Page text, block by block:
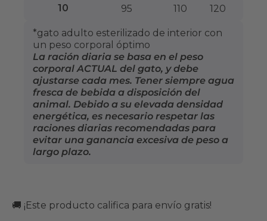
10 95 110 120
*gato adulto esterilizado de interior con
un peso corporal óptimo
La ración diaria se basa en el peso
corporal ACTUAL del gato, y debe
ajustarse cada mes. Tener siempre agua
fresca de bebida a disposición del
animal. Debido a su elevada densidad
energética, es necesario respetar las
raciones diarias recomendadas para
evitar una ganancia excesiva de peso a
largo plazo.
🚚 ¡Este producto califica para envío gratis!